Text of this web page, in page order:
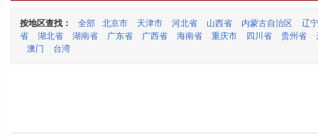
按地区查找： 全部 北京市 天津市 河北省 山西省 内蒙古自治区
辽
省
湖北省 湖南省 广东省 广西省 海南省 重庆市 四川省 贵州省
澳门
台湾